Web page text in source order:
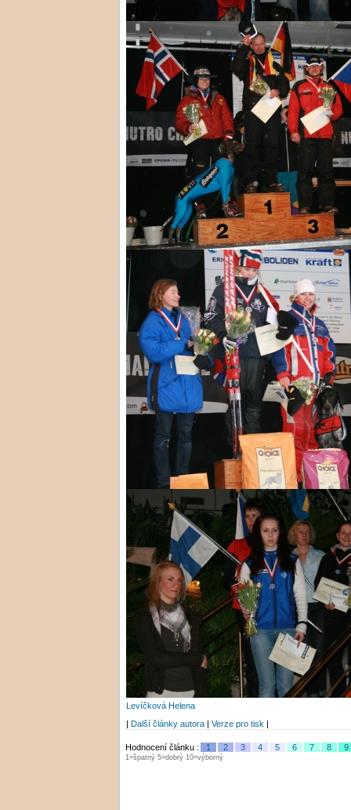
Levíčková Helena
| Další články autora | Verze pro tisk |
Hodnocení článku : 1 2 3 4 5 6 7 8 9
1=špatný 5=dobrý 10=výborný